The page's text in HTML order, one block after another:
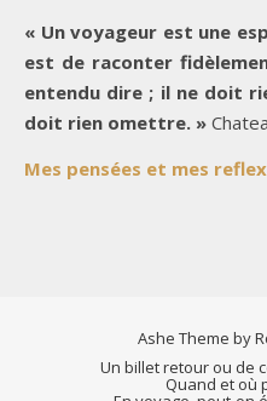
« Un voyageur est une
est de raconter
entendu dire ; il ne doit
doit rien omettre. »
Mes pensées et mes
Ashe Theme by
Un billet retour ou de
Quand et où